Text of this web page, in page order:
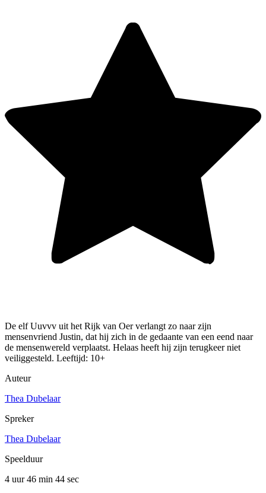
De elf Uuvvv uit het Rijk van Oer verlangt zo naar zijn
mensenvriend Justin, dat hij zich in de gedaante van een eend naar
de mensenwereld verplaatst. Helaas heeft hij zijn terugkeer niet
veiliggesteld. Leeftijd: 10+
Auteur
Thea Dubelaar
Spreker
Thea Dubelaar
Speelduur
4 uur 46 min 44 sec